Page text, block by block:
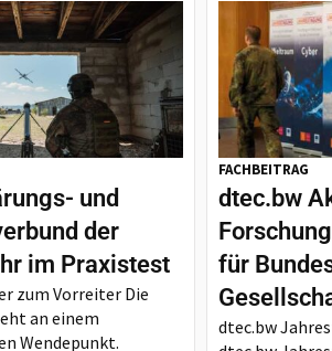
und
der
im Praxistest
zum Vorreiter Die
an einem
Wendepunkt.
FACHBEITRAG
dtec.bw
für
dtec.bw